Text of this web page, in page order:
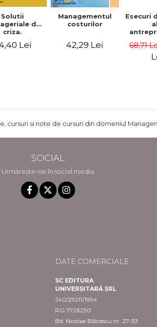
Solutii
de
criza.
Lei
Managementul
costurilor
42,29 Lei
Esecuri
esec
68,71
cursuri si note de cursuri din domeniul
SOCIAL
Urmărește-ne în social media
DATE COMERCIALE
SC EDITURA
UNIVERSITARĂ SRL
J40/29211/1994
RO 7726230
Bd. Nicolae Bălcescu nr. 27-33